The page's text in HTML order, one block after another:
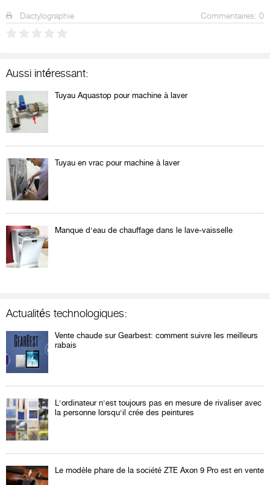
Dactylographie Commentaires: 0
Aussi intéressant:
Tuyau Aquastop pour machine à laver
Tuyau en vrac pour machine à laver
Manque d'eau de chauffage dans le lave-vaisselle
Actualités technologiques:
Vente chaude sur Gearbest: comment suivre les meilleurs
rabais
L'ordinateur n'est toujours pas en mesure de rivaliser avec
la personne lorsqu'il crée des peintures
Le modèle phare de la société ZTE Axon 9 Pro est en vente